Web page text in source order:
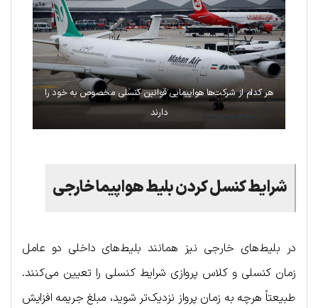
هر کدام از شرکت‌ها هواپیمایی قوانین کنسلی مخصوص به خود را
دارند
شرایط کنسل کردن بلیط هواپیما خارجی
در بلیط‌های خارجی نیز همانند بلیط‌های داخلی دو عامل
زمان کنسلی و کلاس پروازی شرایط کنسلی را تعیین می‌کنند.
طبیعتاً هرچه به زمان پرواز نزدیک‌تر شوید، مبلغ جریمه افزایش